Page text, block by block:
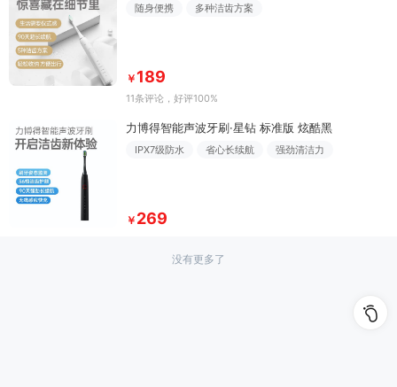
随身便携 多种洁齿方案
￥ 189
11条评论 ，好评100%
力博得智能声波牙刷·星钻 标准版 炫酷黑
IPX7级防水 省心长续航 强劲清洁力
￥ 269
没有更多了